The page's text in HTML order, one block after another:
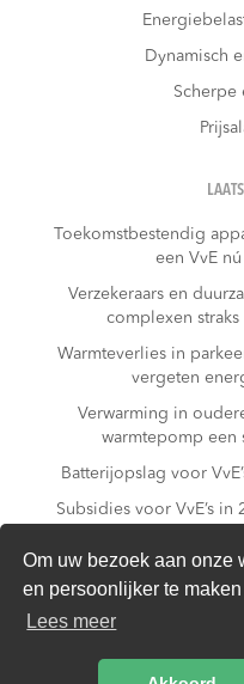
Om uw bezoek aan onze
en persoonlijker te
Lees meer
Dynamisch
Scherpe
Toekomstbestendig
een VvE
Verzekeraars en
complexen
Warmteverlies in
vergeten
Verwarming in
warmtepomp een
Batterijopslag voor
Subsidies voor VvE’s
Slim laden in
Van gas naar all-